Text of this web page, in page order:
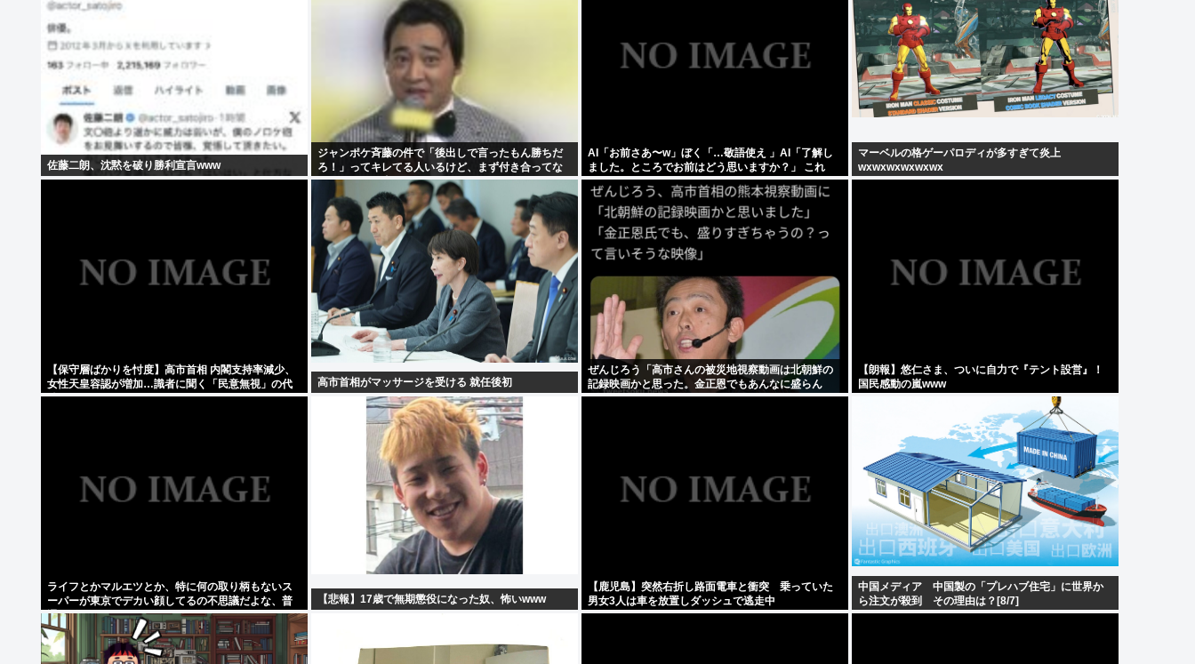
佐藤二朗、沈黙を破り勝利宣言www
ジャンポケ斉藤の件で「後出しで言ったもん勝ちだ
ろ！」ってキレてる人いるけど、まず付き合ってな
い人とそんな事しなきゃいいのでは？
AI「お前さあ〜w」ぼく「…敬語使え 」AI「了解し
ました。ところでお前はどう思いますか？」 これ
マーベルの格ゲーパロディが多すぎて炎上
wxwxwxwxwxwx
【保守層ばかりを忖度】高市首相 内閣支持率減少、
女性天皇容認が増加…識者に聞く「民意無視」の代
償
高市首相がマッサージを受ける 就任後初
ぜんじろう「高市さんの被災地視察動画は北朝鮮の
記録映画かと思った。金正恩でもあんなに盛らん
ぞ」
【朗報】悠仁さま、ついに自力で『テント設営』！
国民感動の嵐www
ライフとかマルエツとか、特に何の取り柄もないス
ーパーが東京でデカい顔してるの不思議だよな、普
通OK行くだろ
【悲報】17歳で無期懲役になった奴、怖いwww
【鹿児島】突然右折し路面電車と衝突 乗っていた
男女3人は車を放置しダッシュで逃走中
中国メディア 中国製の「プレハブ住宅」に世界か
ら注文が殺到 その理由は？[8/7]